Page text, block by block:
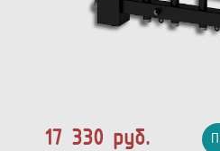
17 330 руб.